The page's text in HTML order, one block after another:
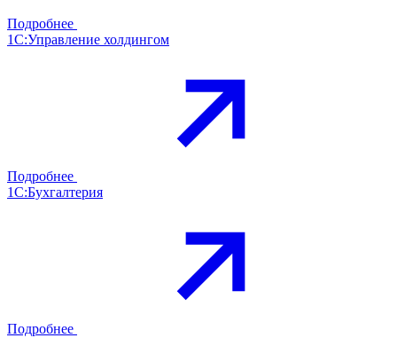
Подробнее
1С:Управление холдингом
Подробнее
1С:Бухгалтерия
Подробнее